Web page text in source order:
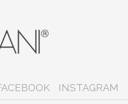
INSTAGRAM